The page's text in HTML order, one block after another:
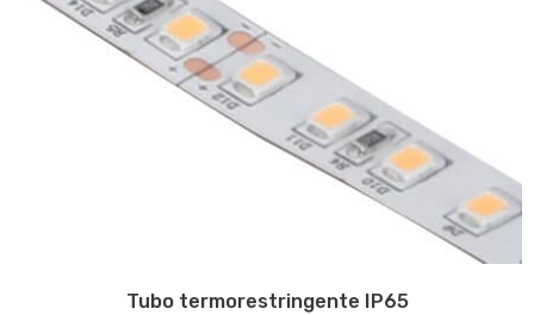
Tubo termorestringente IP65